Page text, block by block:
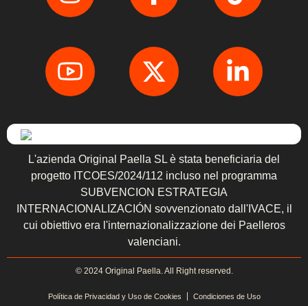
L'azienda Original Paella SL è stata beneficiaria del
progetto ITCOES/2024/112 incluso nel programma
SUBVENCION ESTRATEGIA
INTERNACIONALIZACIÓN sovvenzionato dall'IVACE, il
cui obiettivo era l'internazionalizzazione dei Paelleros
valenciani.
© 2024 Original Paella. All Right reserved.
Política de Privacidad y Uso de Cookies Condiciones de Uso